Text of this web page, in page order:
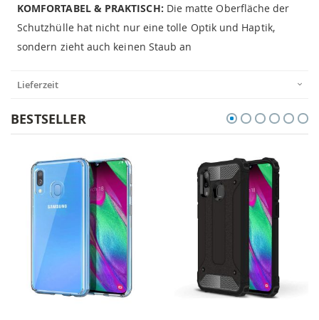
KOMFORTABEL & PRAKTISCH: Die matte Oberfläche der
Schutzhülle hat nicht nur eine tolle Optik und Haptik,
sondern zieht auch keinen Staub an
Lieferzeit
BESTSELLER